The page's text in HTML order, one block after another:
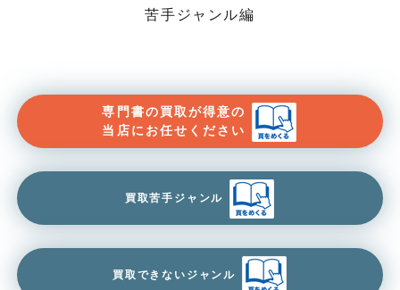
苦手ジャンル編
専門書の買取が得意の
当店にお任せください
買取苦手ジャンル
買取できないジャンル